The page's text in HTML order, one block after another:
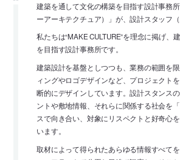
建築を通して文化の構築を目指す設計事務
ーアーキテクチュア）」が、設計スタッフ
私たちは“MAKE CULTURE”を理念に掲げ、
を目指す設計事務所です。
建築設計を基盤としつつも、業務の範囲を
ィングやロゴデザインなど、プロジェクト
断的にデザインしています。設計スタンス
ントや敷地情報、それらに関係する社会を
スで向き合い、対象にリスペクトと好奇心
います。
取材によって得られたあらゆる情報すべて